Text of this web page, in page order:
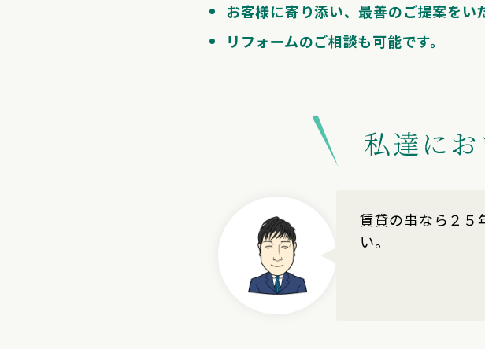
お客様に寄り添い、最善のご提案をい
リフォームのご相談も可能です。
賃貸の事なら２５
い。